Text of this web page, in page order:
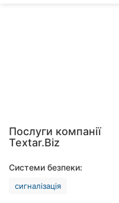
Хмельницький
Рівне
Послуги компанії
Textar.Biz
Системи безпеки:
сигналізація